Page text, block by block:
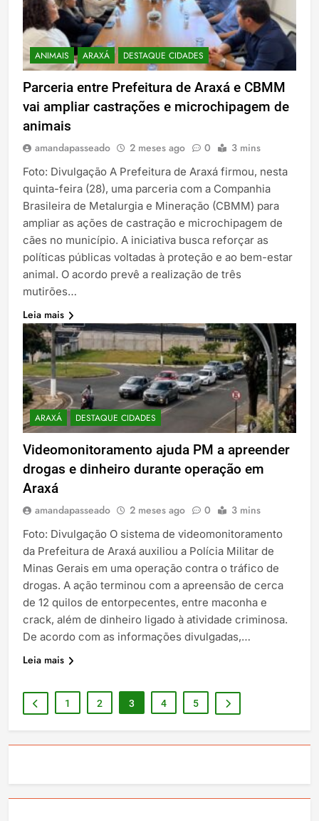
ANIMAIS ARAXÁ DESTAQUE CIDADES
Parceria entre Prefeitura de Araxá e CBMM
vai ampliar castrações e microchipagem de
animais
amandapasseado 2 meses ago 0 3 mins
Foto: Divulgação A Prefeitura de Araxá firmou, nesta
quinta-feira (28), uma parceria com a Companhia
Brasileira de Metalurgia e Mineração (CBMM) para
ampliar as ações de castração e microchipagem de
cães no município. A iniciativa busca reforçar as
políticas públicas voltadas à proteção e ao bem-estar
animal. O acordo prevê a realização de três
mutirões…
Leia mais
ARAXÁ DESTAQUE CIDADES
Videomonitoramento ajuda PM a apreender
drogas e dinheiro durante operação em
Araxá
amandapasseado 2 meses ago 0 3 mins
Foto: Divulgação O sistema de videomonitoramento
da Prefeitura de Araxá auxiliou a Polícia Militar de
Minas Gerais em uma operação contra o tráfico de
drogas. A ação terminou com a apreensão de cerca
de 12 quilos de entorpecentes, entre maconha e
crack, além de dinheiro ligado à atividade criminosa.
De acordo com as informações divulgadas,…
Leia mais
1 2 3 4 5